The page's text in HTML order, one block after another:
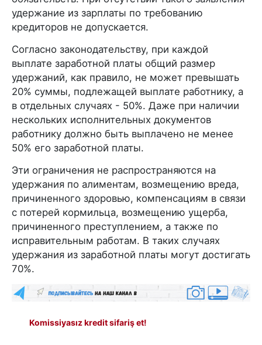
удержание из зарплаты по требованию
кредиторов не допускается.
Согласно законодательству, при каждой
выплате заработной платы общий размер
удержаний, как правило, не может превышать
20% суммы, подлежащей выплате работнику, а
в отдельных случаях - 50%. Даже при наличии
нескольких исполнительных документов
работнику должно быть выплачено не менее
50% его заработной платы.
Эти ограничения не распространяются на
удержания по алиментам, возмещению вреда,
причиненного здоровью, компенсациям в связи
с потерей кормильца, возмещению ущерба,
причиненного преступлением, а также по
исправительным работам. В таких случаях
удержания из заработной платы могут достигать
70%.
Komissiyasız kredit sifariş et!